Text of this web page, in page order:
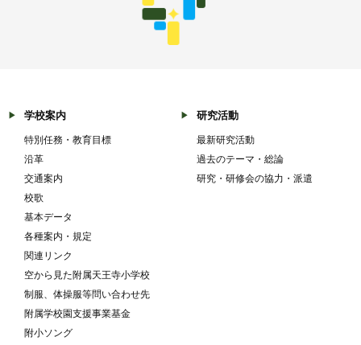
学校案内
特別任務・教育目標
沿革
交通案内
校歌
基本データ
各種案内・規定
関連リンク
空から見た附属天王寺小学校
制服、体操服等問い合わせ先
附属学校園支援事業基金
附小ソング
研究活動
最新研究活動
過去のテーマ・総論
研究・研修会の協力・派遣